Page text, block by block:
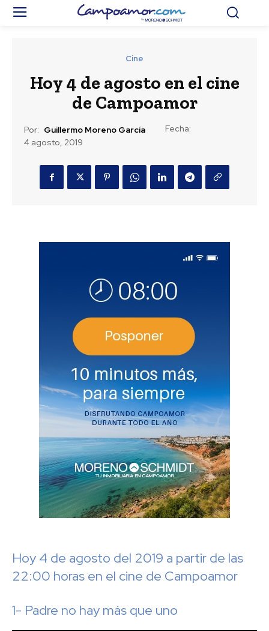
Cine
Hoy 4 de agosto en el cine
de Campoamor
Por: Guillermo Moreno García
Fecha:
4 agosto, 2019
Hoy 4 de agosto del 2019 a partir de las
22:00 horas en el cine de Campoamor
1- Padre no hay más que uno